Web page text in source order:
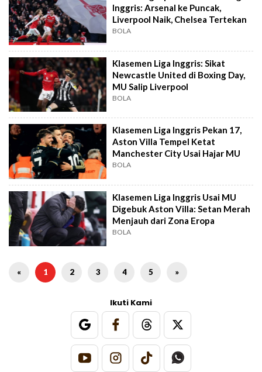
Inggris: Arsenal ke Puncak,
Liverpool Naik, Chelsea Tertekan
BOLA
Klasemen Liga Inggris: Sikat
Newcastle United di Boxing Day,
MU Salip Liverpool
BOLA
Klasemen Liga Inggris Pekan 17,
Aston Villa Tempel Ketat
Manchester City Usai Hajar MU
BOLA
Klasemen Liga Inggris Usai MU
Digebuk Aston Villa: Setan Merah
Menjauh dari Zona Eropa
BOLA
« 1 2 3 4 5 »
Ikuti Kami